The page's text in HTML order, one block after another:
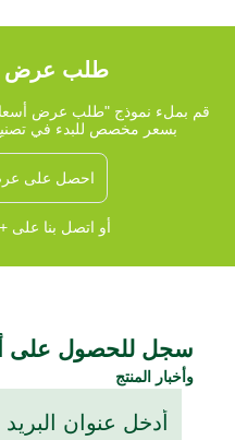
طلب عرض
قم بملء نموذج "طلب عرض
بسعر مخصص للبدء في تصنيع
احصل على
أو اتصل بنا على +86 133 1888 8296
سجل للحصول على
وأخبار المنتج